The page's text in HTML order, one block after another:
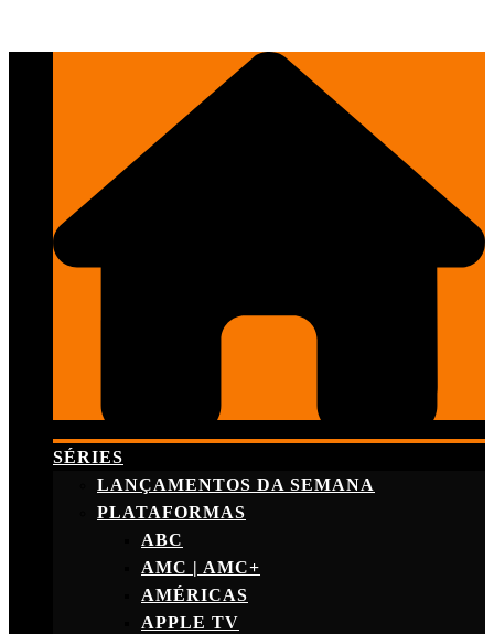
SÉRIES
LANÇAMENTOS DA SEMANA
PLATAFORMAS
ABC
AMC | AMC+
AMÉRICAS
APPLE TV